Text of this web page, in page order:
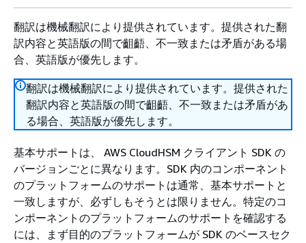
翻訳は機械翻訳により提供されています。提供された翻
訳内容と英語版の間で齟齬、不一致または矛盾がある場
合、英語版が優先します。
翻訳は機械翻訳により提供されています。提供された
翻訳内容と英語版の間で齟齬、不一致または矛盾があ
る場合、英語版が優先します。
基本サポートは、 AWS CloudHSM クライアント SDK の
バージョンごとに異なります。SDK 内のコンポーネント
のプラットフォームのサポートは通常、基本サポートと
一致しますが、必ずしもそうとは限りません。特定のコ
ンポーネントのプラットフォームのサポートを確認する
には、まず目的のプラットフォームが SDK のベースセク